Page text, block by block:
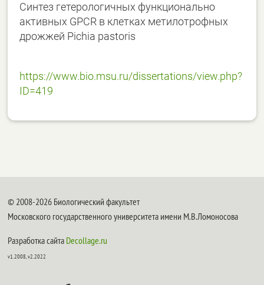
Синтез гетерологичных функционально
активных GPCR в клетках метилотрофных
дрожжей Pichia pastoris
https://www.bio.msu.ru/dissertations/view.php?
ID=419
© 2008-2026 Биологический факультет
Московского государственного университета имени М.В.Ломоносова
Разработка сайта Decollage.ru
v1.2008, v2.2022